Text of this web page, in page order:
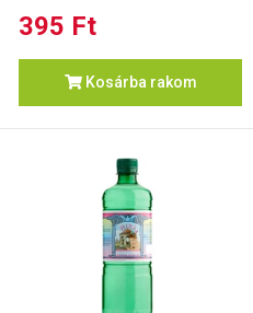
395 Ft
Kosárba rakom